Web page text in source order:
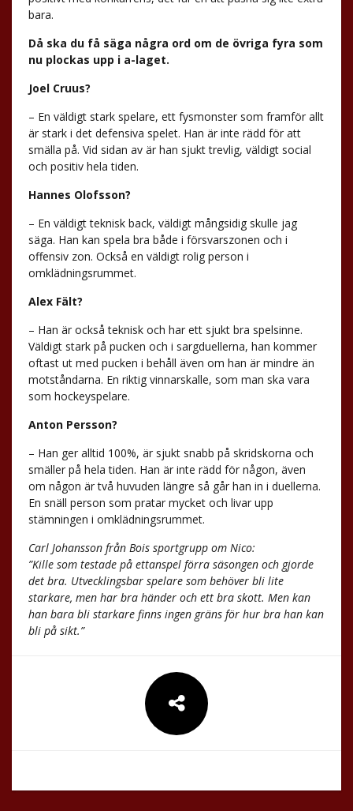
bara.
Då ska du få säga några ord om de övriga fyra som
nu plockas upp i a-laget.
Joel Cruus?
– En väldigt stark spelare, ett fysmonster som framför allt
är stark i det defensiva spelet. Han är inte rädd för att
smälla på. Vid sidan av är han sjukt trevlig, väldigt social
och positiv hela tiden.
Hannes Olofsson?
– En väldigt teknisk back, väldigt mångsidig skulle jag
säga. Han kan spela bra både i försvarszonen och i
offensiv zon. Också en väldigt rolig person i
omklädningsrummet.
Alex Fält?
– Han är också teknisk och har ett sjukt bra spelsinne.
Väldigt stark på pucken och i sargduellerna, han kommer
oftast ut med pucken i behåll även om han är mindre än
motståndarna. En riktig vinnarskalle, som man ska vara
som hockeyspelare.
Anton Persson?
– Han ger alltid 100%, är sjukt snabb på skridskorna och
smäller på hela tiden. Han är inte rädd för någon, även
om någon är två huvuden längre så går han in i duellerna.
En snäll person som pratar mycket och livar upp
stämningen i omklädningsrummet.
Carl Johansson från Bois sportgrupp om Nico:
”Kille som testade på ettanspel förra säsongen och gjorde
det bra. Utvecklingsbar spelare som behöver bli lite
starkare, men har bra händer och ett bra skott. Men kan
han bara bli starkare finns ingen gräns för hur bra han kan
bli på sikt.”